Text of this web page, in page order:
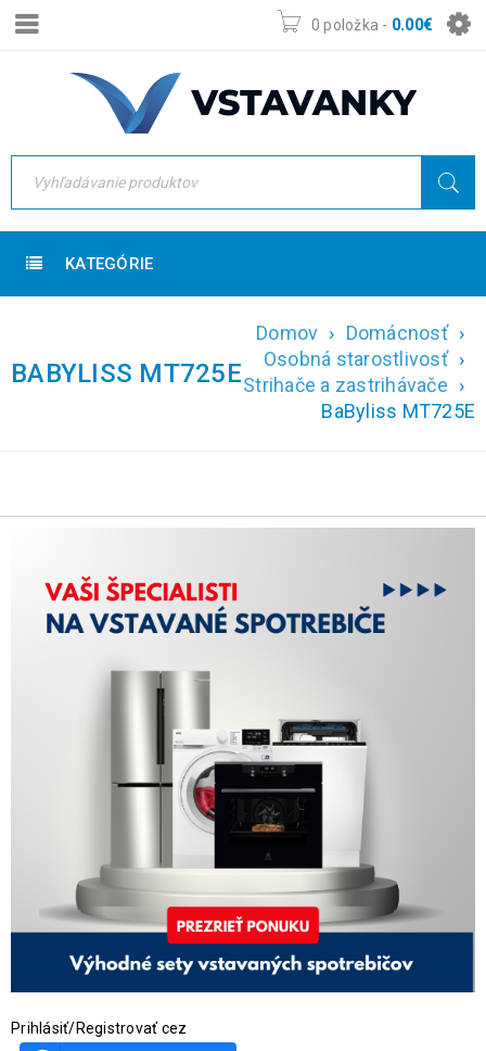
0 položka - 0.00€
KATEGÓRIE
BABYLISS MT725E
Domov › Domácnosť ›
Osobná starostlivosť ›
Strihače a zastrihávače ›
BaByliss MT725E
Prihlásiť/Registrovať cez